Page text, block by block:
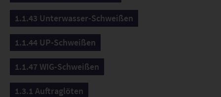
1.1.43 Unterwasser-Schweißen
1.1.44 UP-Schweißen
1.1.47 WIG-Schweißen
1.3.1 Auftraglöten